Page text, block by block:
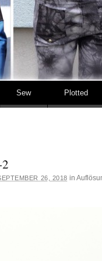
Sew Plotted
26, 2018 in